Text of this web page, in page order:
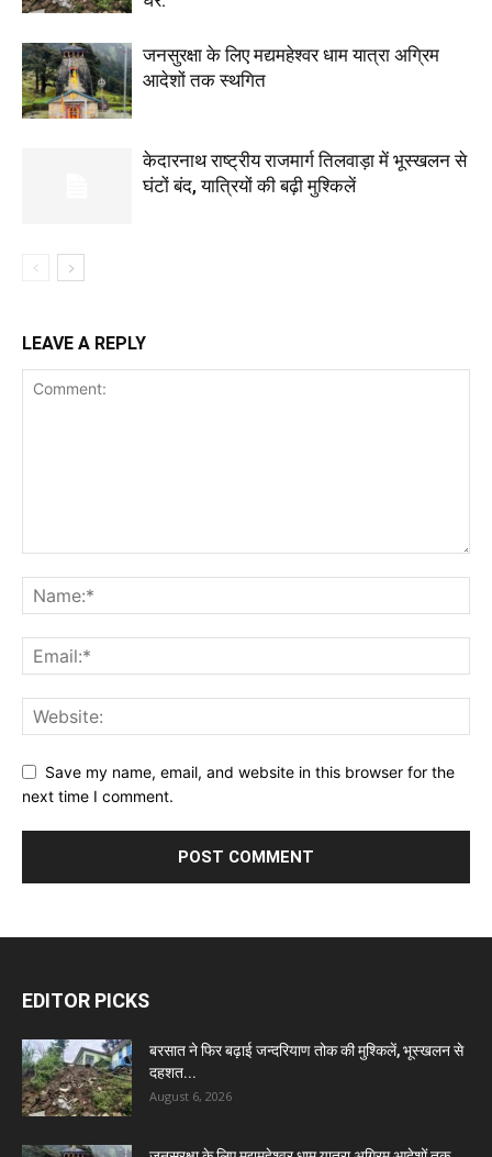
जनसुरक्षा के लिए मद्यमहेश्वर धाम यात्रा अग्रिम
आदेशों तक स्थगित
केदारनाथ राष्ट्रीय राजमार्ग तिलवाड़ा में भूस्खलन से
घंटों बंद, यात्रियों की बढ़ी मुश्किलें
LEAVE A REPLY
Save my name, email, and website in this browser for the
next time I comment.
EDITOR PICKS
बरसात ने फिर बढ़ाई जन्दरियाण तोक की मुश्किलें, भूस्खलन से
दहशत...
August 6, 2026